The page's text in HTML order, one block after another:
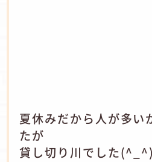
夏休みだから人が多い
たが
貸し切り川でした